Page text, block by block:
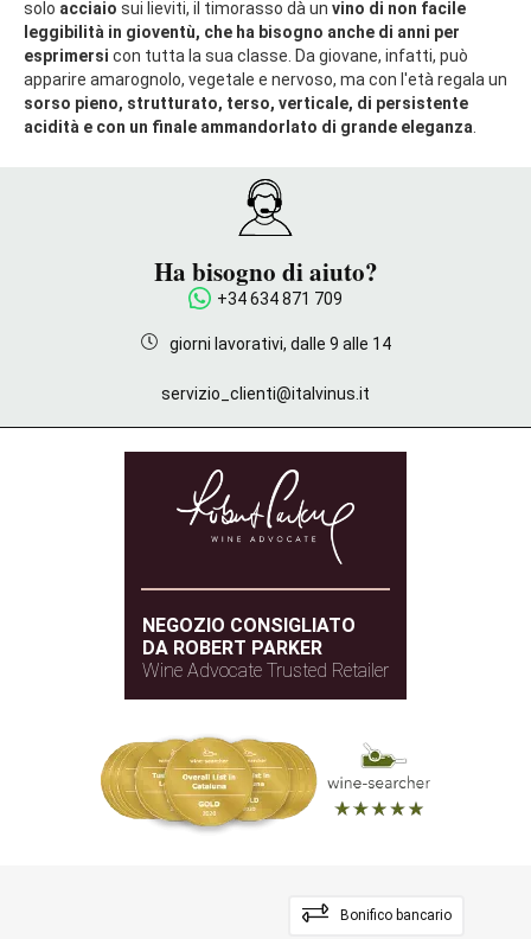
solo acciaio sui lieviti, il timorasso dà un vino di non facile
leggibilità in gioventù, che ha bisogno anche di anni per
esprimersi con tutta la sua classe. Da giovane, infatti, può
apparire amarognolo, vegetale e nervoso, ma con l'età regala un
sorso pieno, strutturato, terso, verticale, di persistente
acidità e con un finale ammandorlato di grande eleganza.
Ha bisogno di aiuto?
+34 634 871 709
giorni lavorativi, dalle 9 alle 14
servizio_clienti@italvinus.it
NEGOZIO CONSIGLIATO
DA ROBERT PARKER
Wine Advocate Trusted Retailer
Bonifico bancario